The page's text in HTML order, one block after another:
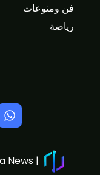
فن ومنوعات
رياضة